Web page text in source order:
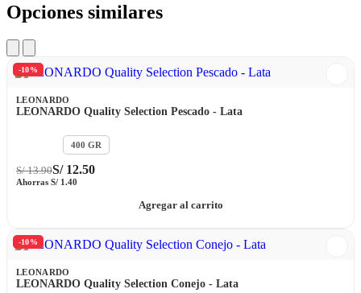
Opciones similares
-10%
LEONARDO
LEONARDO Quality Selection Pescado - Lata
400 GR
S/13.90S/12.50
Ahorras S/ 1.40
Agregar al carrito
-10%
LEONARDO
LEONARDO Quality Selection Conejo - Lata